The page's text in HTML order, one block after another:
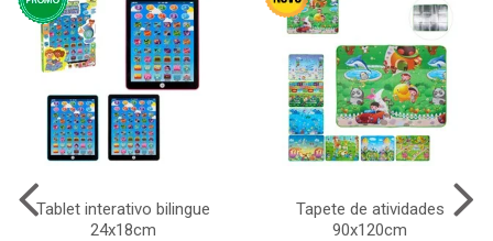
Tablet interativo bilingue
24x18cm
Tapete de atividades
90x120cm